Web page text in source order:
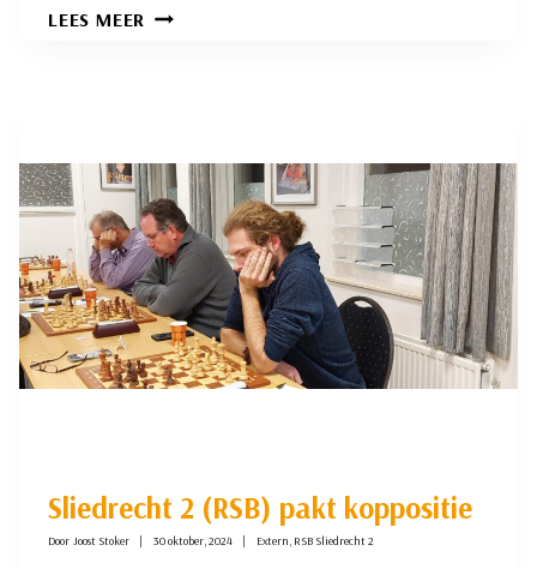
LEES MEER SLIEDRECHT
Sliedrecht 2 (RSB) pakt koppositie
Door Joost Stoker 30 oktober, 2024 Extern, RSB Sliedrecht 2